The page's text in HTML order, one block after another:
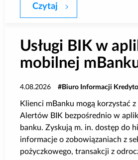
Czytaj Ustawa
Usługi BIK w
mobilnej
4.08.2026 Biuro Informacji
Klienci mBanku mogą korzystać
Alertów BIK bezpośrednio w
banku. Zyskują m. in. dostęp do
informacje o zobowiązaniach z
pożyczkowego, transakcji z